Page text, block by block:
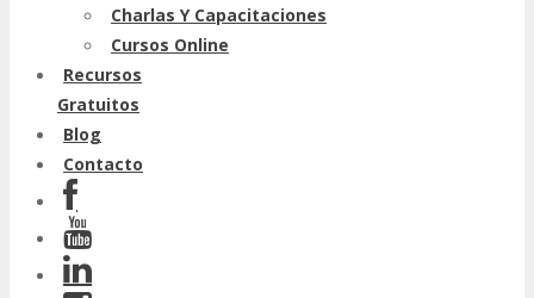
Charlas Y Capacitaciones
Cursos Online
Recursos
Gratuitos
Blog
Contacto